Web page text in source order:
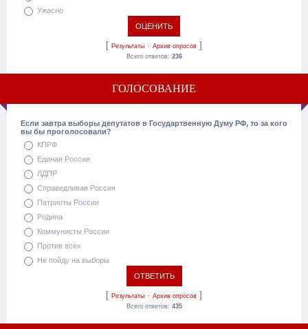
Ужасно
[ Результаты · Архив опросов ]
Всего ответов: 236
ГОЛОСОВАНИЕ
Если завтра выборы депутатов в Государтвенную Думу РФ, то за кого
вы бы проголосовали?
КПРФ
Единая Россия
ЛДПР
Справедливая Россия
Патриоты России
Родина
Коммунисты России
Против всех
Не пойду на выборы
[ Результаты · Архив опросов ]
Всего ответов: 435